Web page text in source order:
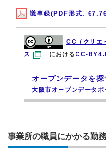
議事録(PDF形式,
CC（クリエ
ス
におけるCC-
オープンデータを探
大阪市オープンデータポ
事業所の職員にかかる勤